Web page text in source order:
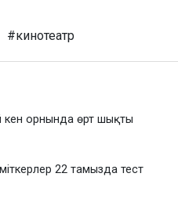
#кинотеатр
кен орнында өрт шықты
22 тамызда тест